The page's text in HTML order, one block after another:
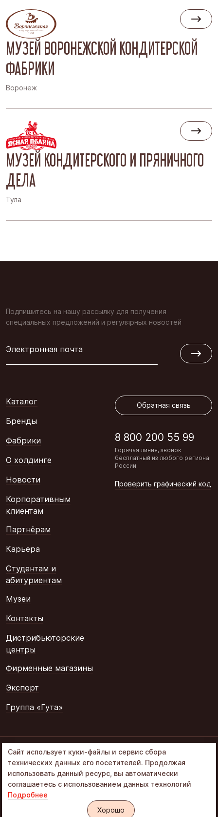
МУЗЕЙ ВОРОНЕЖСКОЙ КОНДИТЕРСКОЙ
ФАБРИКИ
Воронеж
МУЗЕЙ КОНДИТЕРСКОГО И ПРЯНИЧНОГО
ДЕЛА
Тула
Подпишитесь на нашу рассылку для получения
специальных предложений и регулярных новостей
Электронная почта
Каталог
Бренды
Фабрики
О холдинге
Новости
Корпоративным
клиентам
Партнёрам
Карьера
Студентам и
абитуриентам
Музеи
Контакты
Дистрибьюторские
центры
Фирменные магазины
Экспорт
Группа «Гута»
Обратная связь
8 800 200 55 99
Горячая линия, звонок
бесплатный из любого региона
России
Проверить графический код
© 2002–2026
«Объединенные
кондитеры» в составе
Политика обработки ПД
Интернет-магазин «Алёнка»
Сайт использует куки-файлы и сервис сбора
технических данных его посетителей. Продолжая
использовать данный ресурс, вы автоматически
соглашаетесь с использованием данных технологий
Подробнее
Хорошо